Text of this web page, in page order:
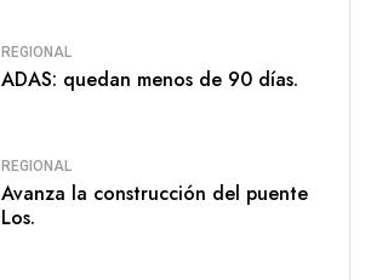
REGIONAL
ADAS: quedan menos de 90 días.
REGIONAL
Avanza la construcción del puente
Los.